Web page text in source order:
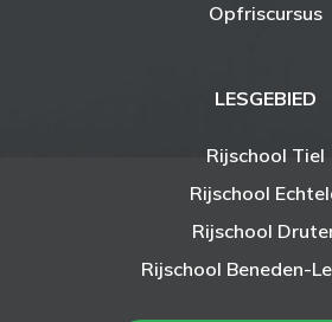
Opfriscursus
LESGEBIED
Rijschool Tiel
Rijschool
Rijschool
Rijschool Beneden-